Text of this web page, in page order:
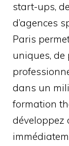
start-ups,
d’agences
Paris
uniques, de
dans un
formation
développez